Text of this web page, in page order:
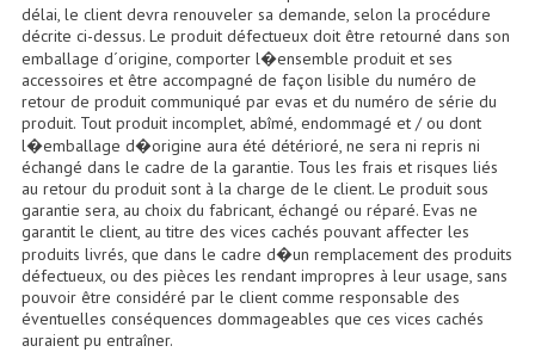
Projecteurs Découpes
Projecteurs Par : 16 À 64 Et Autres
Projecteurs Poursuite
Projecteurs Théatre: Plan Convexe Fresnel
Rampe De Spots
Scanners
Stroboscopes
délai, le client devra renouveler sa demande, selon la procédure
décrite ci-dessus. Le produit défectueux doit être retourné dans son
emballage d´origine, comporter l�ensemble produit et ses
accessoires et être accompagné de façon lisible du numéro de
retour de produit communiqué par evas et du numéro de série du
produit. Tout produit incomplet, abîmé, endommagé et / ou dont
l�emballage d�origine aura été détérioré, ne sera ni repris ni
échangé dans le cadre de la garantie. Tous les frais et risques liés
au retour du produit sont à la charge de le client. Le produit sous
garantie sera, au choix du fabricant, échangé ou réparé. Evas ne
garantit le client, au titre des vices cachés pouvant affecter les
produits livrés, que dans le cadre d�un remplacement des produits
défectueux, ou des pièces les rendant impropres à leur usage, sans
pouvoir être considéré par le client comme responsable des
éventuelles conséquences dommageables que ces vices cachés
auraient pu entraîner.